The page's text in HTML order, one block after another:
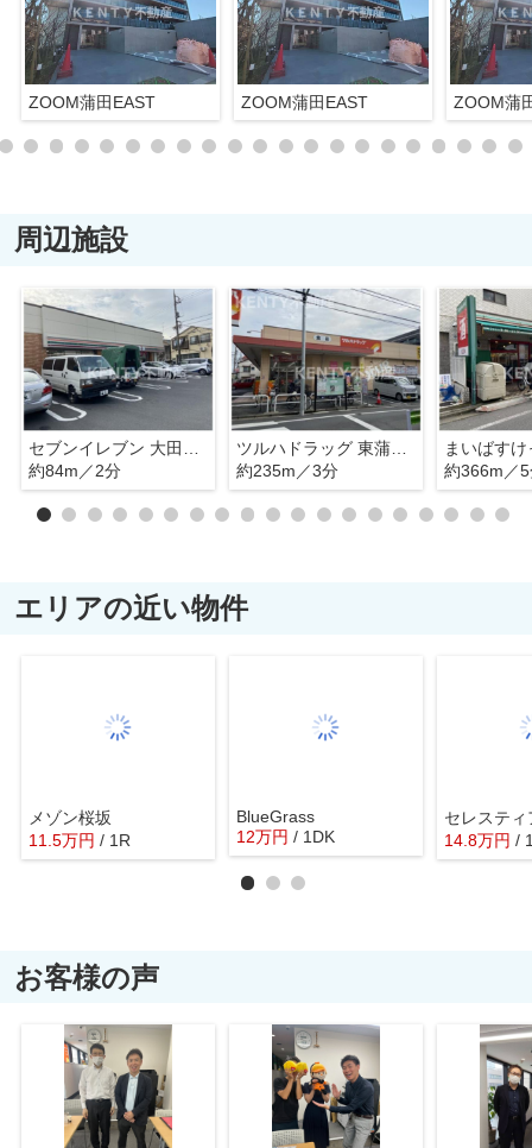
ZOOM蒲田EAST ZOOM蒲田EAST ZOOM蒲
周辺施設
セブンイレブン 大田区大森中3丁目店
約84m／2分
ツルハドラッグ 東蒲田店
約235m／3分
約366m／
エリアの近い物件
メゾン桜坂
11.5万円 / 1R
BlueGrass
12万円 / 1DK
セレスティ
14.8万円 /
お客様の声